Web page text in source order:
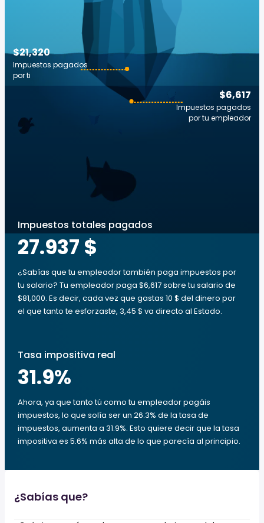
$6,617
Impuestos pagados
por tu empleador
$21,320
Impuestos pagados
por ti
Impuestos totales pagados
27.937 $
¿Sabías que tu empleador también paga impuestos por
tu salario? Tu empleador paga $6,617 sobre tu salario de
$81,000. Es decir, cada vez que gastas 10 $ del dinero por
el que tanto te esforzaste, 3,45 $ va directo al Estado.
Tasa impositiva real
31.9%
Ahora, ya que tanto tú como tu empleador pagáis
impuestos, lo que solía ser un 26.3% de la tasa de
impuestos, aumenta a 31.9%. Esto quiere decir que la tasa
impositiva es 5.6% más alta de lo que parecía al principio.
¿Sabías que?